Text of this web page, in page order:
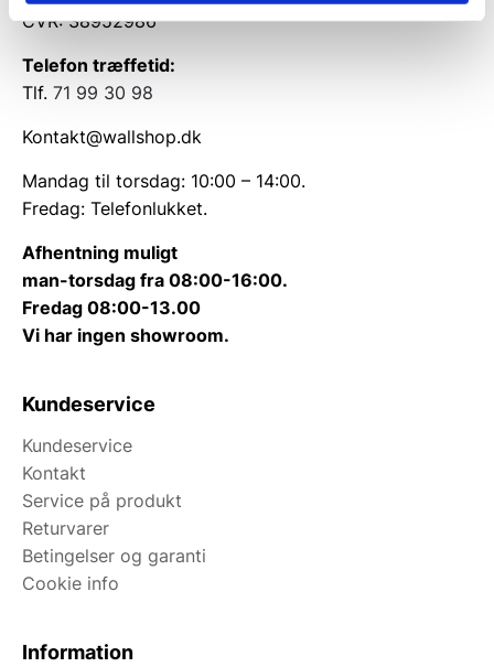
CVR: 38952986
Telefon træffetid:
Tlf. 71 99 30 98
Kontakt@wallshop.dk
Mandag til torsdag: 10:00 – 14:00.
Fredag: Telefonlukket.
Afhentning muligt
man-torsdag fra 08:00-16:00.
Fredag 08:00-13.00
Vi har ingen showroom.
Kundeservice
Kundeservice
Kontakt
Service på produkt
Returvarer
Betingelser og garanti
Cookie info
Information